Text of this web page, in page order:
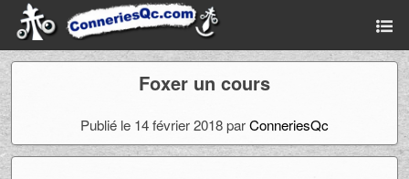
Foxer un cours
Publié le 14 février 2018 parConneriesQc